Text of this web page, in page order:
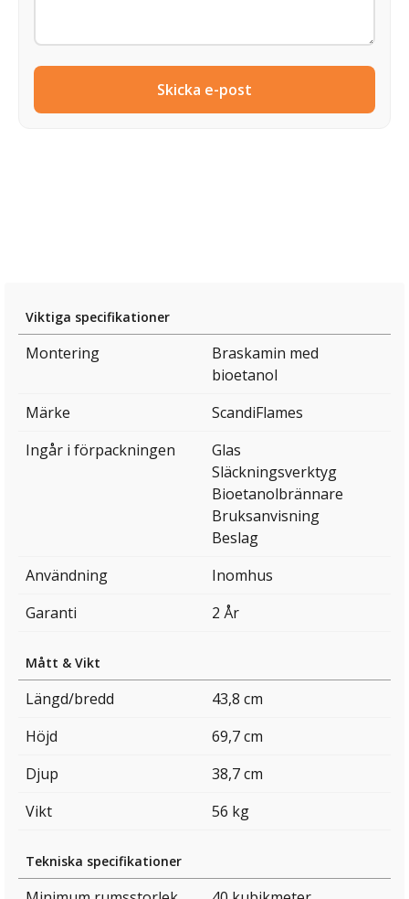
Skicka e-post
Viktiga specifikationer
Montering
Braskamin med
bioetanol
Märke
ScandiFlames
Ingår i förpackningen
Glas
Släckningsverktyg
Bioetanolbrännare
Bruksanvisning
Beslag
Användning
Inomhus
Garanti
2 År
Mått & Vikt
Längd/bredd
43,8 cm
Höjd
69,7 cm
Djup
38,7 cm
Vikt
56 kg
Tekniska specifikationer